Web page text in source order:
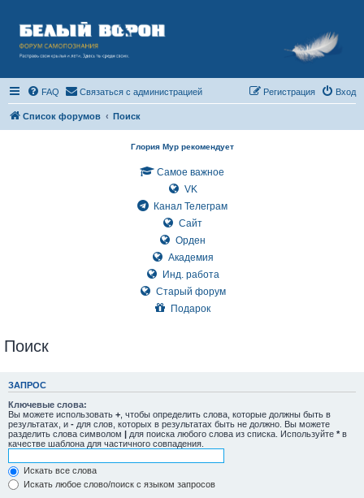
FAQ Связаться с администрацией Вход
Регистрация
Список форумов Поиск
Глория Мур рекомендует
Самое важное
VK
Канал Телеграм
Сайт
Орден
Академия
Инд. работа
Старый форум
Подарок
Поиск
ЗАПРОС
Ключевые слова:
Вы можете использовать + , чтобы определить слова, которые должны быть в
результатах, и - для слов, которых в результатах быть не должно. Вы можете
разделить слова символом | для поиска любого слова из списка. Используйте * в
качестве шаблона для частичного совпадения.
Искать все слова
Искать любое слово/поиск с языком запросов